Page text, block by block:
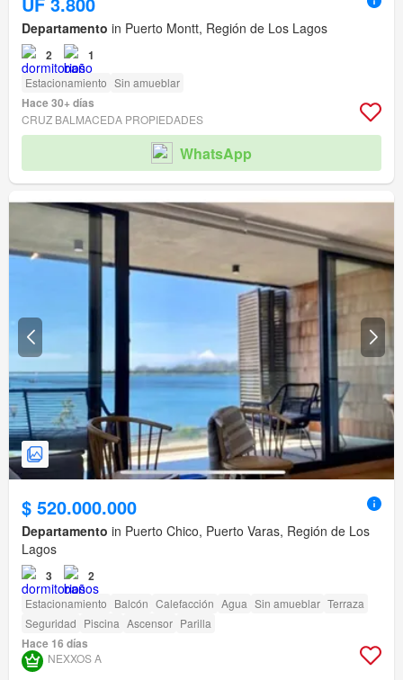
Departamento in Puerto Montt, Región de Los Lagos
2 1
Estacionamiento Sin amueblar
Hace 30+ días
CRUZ BALMACEDA PROPIEDADES
WhatsApp
$ 520.000.000
Departamento in Puerto Chico, Puerto Varas, Región de Los
Lagos
3 2
Estacionamiento Balcón Calefacción Agua Sin amueblar Terraza
Seguridad Piscina Ascensor Parilla
Hace 16 días
NEXXOS A